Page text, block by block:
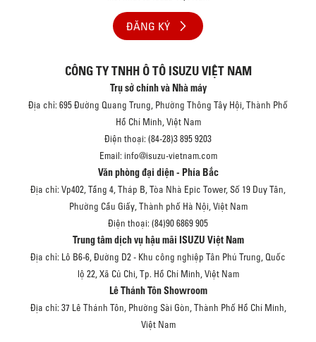
ĐĂNG KÝ
CÔNG TY TNHH Ô TÔ ISUZU VIỆT NAM
Trụ sở chính và Nhà máy
Địa chỉ: 695 Đường Quang Trung, Phường Thông Tây Hội, Thành Phố
Hồ Chí Minh, Việt Nam
Điện thoại: (84-28)3 895 9203
Email: info@isuzu-vietnam.com
Văn phòng đại diện - Phía Bắc
Địa chỉ: Vp402, Tầng 4, Tháp B, Tòa Nhà Epic Tower, Số 19 Duy Tân,
Phường Cầu Giấy, Thành phố Hà Nội, Việt Nam
Điện thoại: (84)90 6869 905
Trung tâm dịch vụ hậu mãi ISUZU Việt Nam
Địa chỉ: Lô B6-6, Đường D2 - Khu công nghiệp Tân Phú Trung, Quốc
lộ 22, Xã Củ Chi, Tp. Hồ Chí Minh, Việt Nam
Lê Thánh Tôn Showroom
Địa chỉ: 37 Lê Thánh Tôn, Phường Sài Gòn, Thành Phố Hồ Chí Minh,
Việt Nam